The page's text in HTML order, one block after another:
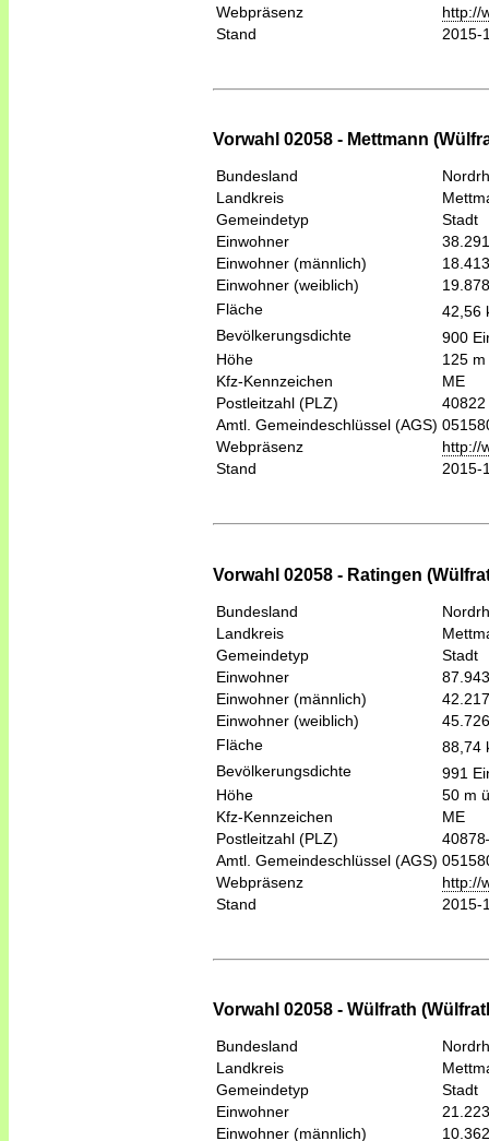
Webpräsenz
http://
Stand
2015-
Vorwahl 02058 - Mettmann
Bundesland
Landkreis
Gemeindetyp
Stadt
Einwohner
38.291
Einwohner (männlich)
18.413
Einwohner (weiblich)
19.878
Fläche
42,56
Bevölkerungsdichte
900
Höhe
125
Kfz-Kennzeichen
ME
Postleitzahl (PLZ)
40822
Amtl. Gemeindeschlüssel (AGS)
Webpräsenz
http://
Stand
2015-
Vorwahl 02058 - Ratingen
Bundesland
Landkreis
Gemeindetyp
Stadt
Einwohner
87.943
Einwohner (männlich)
42.217
Einwohner (weiblich)
45.726
Fläche
88,74
Bevölkerungsdichte
991
Höhe
50 m
Kfz-Kennzeichen
ME
Postleitzahl (PLZ)
Amtl. Gemeindeschlüssel (AGS)
Webpräsenz
http://
Stand
2015-
Vorwahl 02058 - Wülfrath
Bundesland
Landkreis
Gemeindetyp
Stadt
Einwohner
21.223
Einwohner (männlich)
10.362